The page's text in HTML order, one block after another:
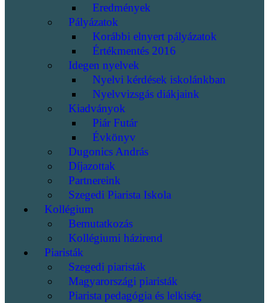
Eredmények
Pályázatok
Korábbi elnyert pályázatok
Értékmentés 2016
Idegen nyelvek
Nyelvi kérdések iskolánkban
Nyelvvizsgás diákjaink
Kiadványok
Piár Futár
Évkönyv
Dugonics András
Díjazottak
Partnereink
Szegedi Piarista Iskola
Kollégium
Bemutatkozás
Kollégiumi házirend
Piaristák
Szegedi piaristák
Magyarországi piaristák
Piarista pedagógia és lelkiség